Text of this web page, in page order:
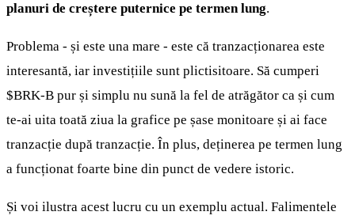
planuri de creștere puternice pe termen lung.
Problema - și este una mare - este că tranzacționarea este
interesantă, iar investițiile sunt plictisitoare. Să cumperi
$BRK-B pur și simplu nu sună la fel de atrăgător ca și cum
te-ai uita toată ziua la grafice pe șase monitoare și ai face
tranzacție după tranzacție. În plus, deținerea pe termen lung
a funcționat foarte bine din punct de vedere istoric.
Și voi ilustra acest lucru cu un exemplu actual. Falimentele